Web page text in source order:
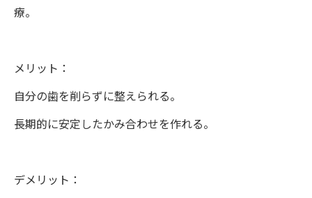
療。
メリット：
自分の歯を削らずに整えられる。
長期的に安定したかみ合わせを作れる。
デメリット：